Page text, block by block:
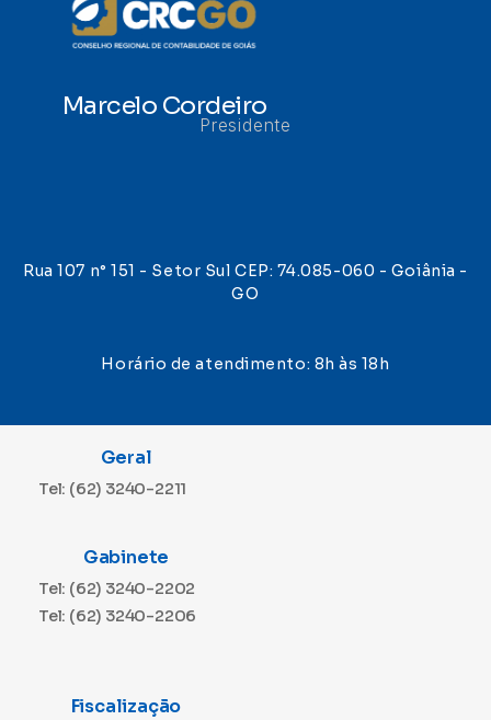
Marcelo Cordeiro
Presidente
Rua 107 n° 151 - Setor Sul CEP: 74.085-060 - Goiânia -
GO
Horário de atendimento: 8h às 18h
Geral
Tel: (62) 3240-2211
Gabinete
Tel: (62) 3240-2202
Tel: (62) 3240-2206
Fiscalização